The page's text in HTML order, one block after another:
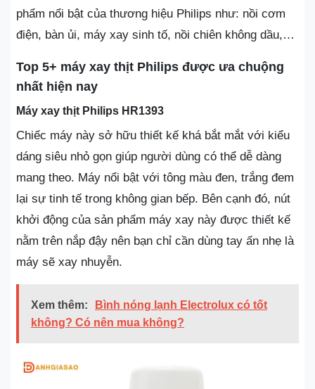
phẩm nổi bật của thương hiệu Philips như: nồi cơm
điện, bàn ủi, máy xay sinh tố, nồi chiên không dầu,…
Top 5+ máy xay thịt Philips được ưa chuộng
nhất hiện nay
Máy xay thịt Philips HR1393
Chiếc máy này sở hữu thiết kế khá bắt mắt với kiểu
dáng siêu nhỏ gọn giúp người dùng có thể dễ dàng
mang theo. Máy nổi bật với tông màu đen, trắng đem
lại sự tinh tế trong không gian bếp. Bên cạnh đó, nút
khởi động của sản phẩm máy xay này được thiết kế
nằm trên nắp đậy nên bạn chỉ cần dùng tay ấn nhẹ là
máy sẽ xay nhuyễn.
Xem thêm:
Bình nóng lạnh Electrolux có tốt
không? Có nên mua không?